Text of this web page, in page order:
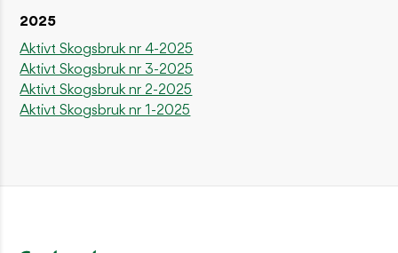
2025
Aktivt Skogsbruk nr 4-2025
Aktivt Skogsbruk nr 3-2025
Aktivt Skogsbruk nr 2-2025
Aktivt Skogsbruk nr 1-2025